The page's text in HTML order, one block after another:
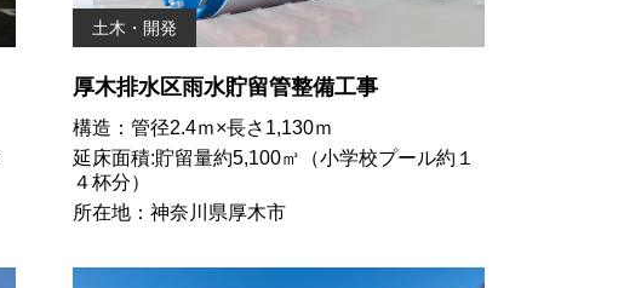
土木・開発
厚木排水区雨水貯留管整備工事
構造：管径2.4ｍ×長さ1,130ｍ
延床面積:貯留量約5,100㎥（小学校プール約１
４杯分）
所在地：神奈川県厚木市